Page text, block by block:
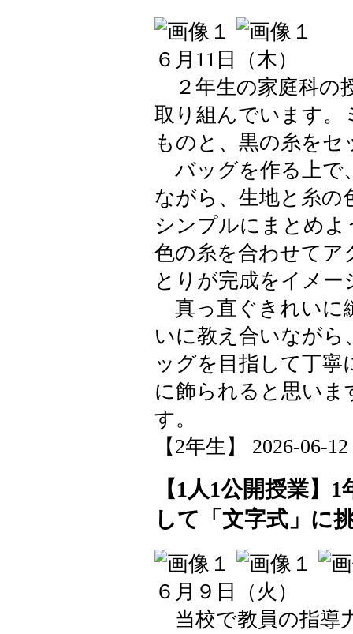
６月11日（木）
２年生の家庭科の
取り組んでいます。
ものと、黒の糸を
バッグを作る上で
ながら、生地と糸の
シンプルにまとめ
色の糸を合わせてア
とりが完成をイメ
真っ直ぐきれいに
いに教え合いなが
ッグを目指して丁寧
に飾られると思い
す。
【2年生】 2026-06-
【1人1公開授業】
して「文字式」に
６月９日（火）
当校で教員の指導